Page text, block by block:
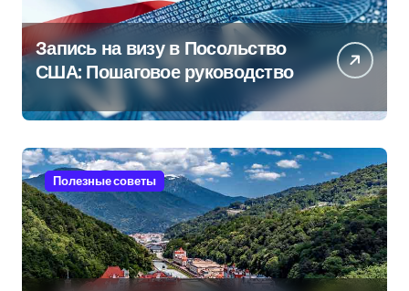
Запись на визу в Посольство
США: Пошаговое руководство
Полезные советы